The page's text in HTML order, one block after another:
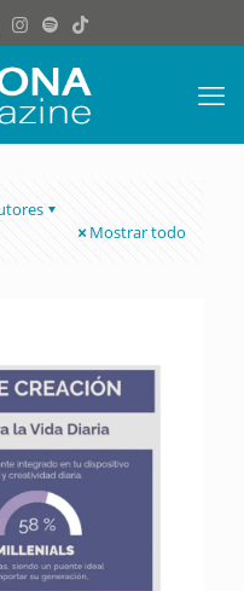
Mostrar todo